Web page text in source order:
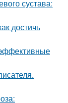
сустава:
достичь